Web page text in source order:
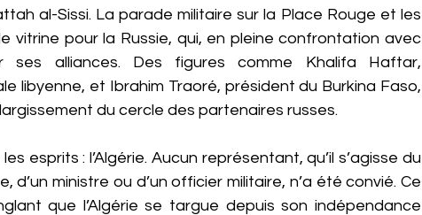
al-Sissi. La parade militaire sur la Place Rouge et les
vitrine pour la Russie, qui, en pleine confrontation avec
ses alliances. Des figures comme Khalifa Haftar,
libyenne, et Ibrahim Traoré, président du Burkina Faso,
du cercle des partenaires russes.
esprits : l’Algérie. Aucun représentant, qu’il s’agisse du
d’un ministre ou d’un officier militaire, n’a été convié. Ce
que l’Algérie se targue depuis son indépendance